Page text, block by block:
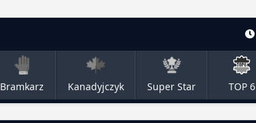
Bramkarz Kanadyjczyk Super Star TOP 6